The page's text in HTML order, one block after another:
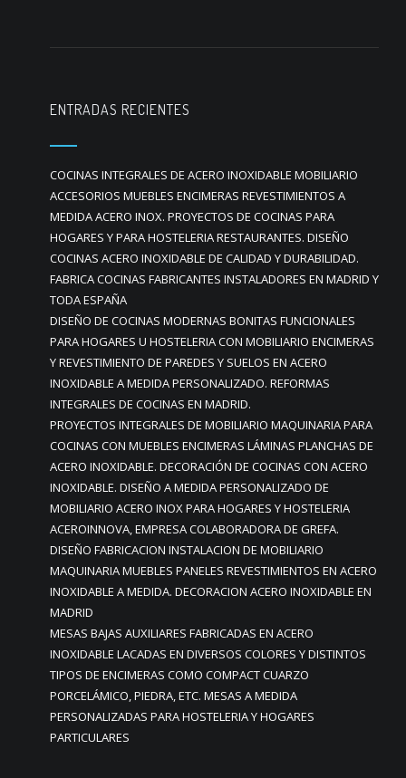
ENTRADAS RECIENTES
COCINAS INTEGRALES DE ACERO INOXIDABLE MOBILIARIO
ACCESORIOS MUEBLES ENCIMERAS REVESTIMIENTOS A
MEDIDA ACERO INOX. PROYECTOS DE COCINAS PARA
HOGARES Y PARA HOSTELERIA RESTAURANTES. DISEÑO
COCINAS ACERO INOXIDABLE DE CALIDAD Y DURABILIDAD.
FABRICA COCINAS FABRICANTES INSTALADORES EN MADRID Y
TODA ESPAÑA
DISEÑO DE COCINAS MODERNAS BONITAS FUNCIONALES
PARA HOGARES U HOSTELERIA CON MOBILIARIO ENCIMERAS
Y REVESTIMIENTO DE PAREDES Y SUELOS EN ACERO
INOXIDABLE A MEDIDA PERSONALIZADO. REFORMAS
INTEGRALES DE COCINAS EN MADRID.
PROYECTOS INTEGRALES DE MOBILIARIO MAQUINARIA PARA
COCINAS CON MUEBLES ENCIMERAS LÁMINAS PLANCHAS DE
ACERO INOXIDABLE. DECORACIÓN DE COCINAS CON ACERO
INOXIDABLE. DISEÑO A MEDIDA PERSONALIZADO DE
MOBILIARIO ACERO INOX PARA HOGARES Y HOSTELERIA
ACEROINNOVA, EMPRESA COLABORADORA DE GREFA.
DISEÑO FABRICACION INSTALACION DE MOBILIARIO
MAQUINARIA MUEBLES PANELES REVESTIMIENTOS EN ACERO
INOXIDABLE A MEDIDA. DECORACION ACERO INOXIDABLE EN
MADRID
MESAS BAJAS AUXILIARES FABRICADAS EN ACERO
INOXIDABLE LACADAS EN DIVERSOS COLORES Y DISTINTOS
TIPOS DE ENCIMERAS COMO COMPACT CUARZO
PORCELÁMICO, PIEDRA, ETC. MESAS A MEDIDA
PERSONALIZADAS PARA HOSTELERIA Y HOGARES
PARTICULARES